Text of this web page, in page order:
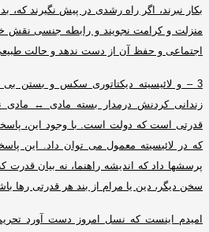
بکار نبرند، اگر راه رشدی در پیش نگیرند که،
منزلت و کرامت نجویند و رابطه جنسی نقش
اجتماعی و حفظ آن از دست ندهد و حالت طبیعی
3 –
و لائیسیته دیکتاتوری سکس و بستن
زندانی کردنش درمدار بسته مادی
↔ مادی
قدرتی است که دولت است. با وجود این،
که در لائیسیته معمول می توان داد
این
پرسشها داد که اندیشه راهنما، نه بیان قدرت
سخن دیگر، دین یا مرام از بند هر قدرتی رها
امیدم اینست که نسل امروز دست آورد